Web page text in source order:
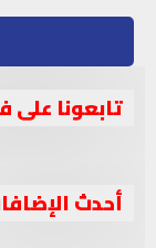
تابعونا
أحدث